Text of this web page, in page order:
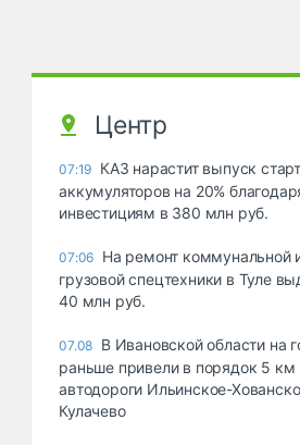
Центр
07:19 КАЗ нарастит выпуск
аккумуляторов на 20%
инвестициям в 380 млн руб.
07:06 На ремонт коммунальной
грузовой спецтехники в Туле
40 млн руб.
07.08 В Ивановской области на
раньше привели в порядок 5 км
автодороги Ильинское-
Кулачево